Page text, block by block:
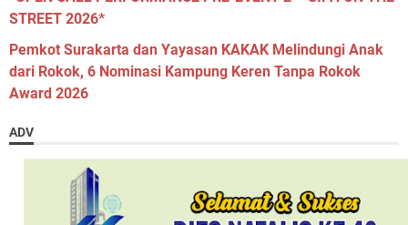
STREET 2026*
Pemkot Surakarta dan Yayasan KAKAK Melindungi Anak
dari Rokok, 6 Nominasi Kampung Keren Tanpa Rokok
Award 2026
ADV